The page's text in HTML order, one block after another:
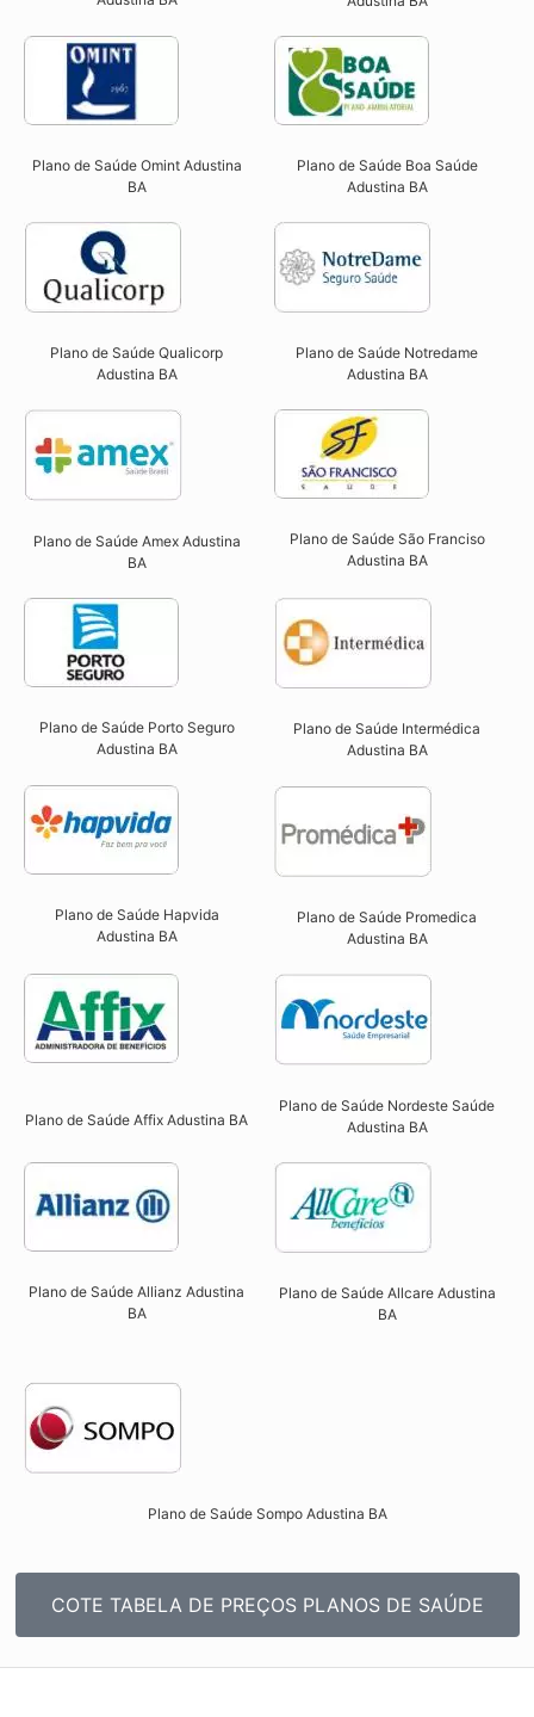
Plano de Saúde Omint Adustina
BA​
Plano de Saúde Boa Saúde
Adustina BA​
Plano de Saúde Qualicorp
Adustina BA​
Plano de Saúde Notredame
Adustina BA​
Plano de Saúde Amex Adustina
BA
Plano de Saúde São Franciso
Adustina BA​
Plano de Saúde Porto Seguro
Adustina BA​
Plano de Saúde Intermédica
Adustina BA​
Plano de Saúde Hapvida
Adustina BA​
Plano de Saúde Promedica
Adustina BA
Plano de Saúde Affix Adustina BA​
Plano de Saúde Nordeste Saúde
Adustina BA
Plano de Saúde Allianz Adustina
BA​
Plano de Saúde Allcare Adustina
BA​
Plano de Saúde Sompo Adustina BA​
COTE TABELA DE PREÇOS PLANOS DE SAÚDE